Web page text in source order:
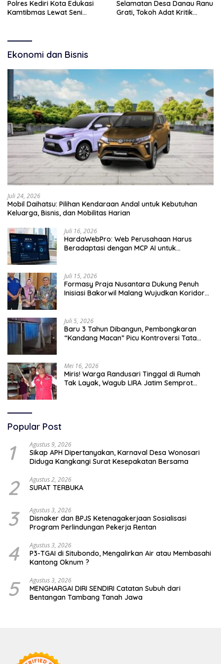
Polres Kediri Kota Edukasi
Kamtibmas Lewat Seni
Selamatan Desa Danau Ranu
Grati, Tokoh Adat Kritik
Ekonomi dan Bisnis
Juli 24, 2026
Mobil Daihatsu: Pilihan Kendaraan Andal untuk Kebutuhan
Keluarga, Bisnis, dan Mobilitas Harian
Juli 16, 2026
HardaWebPro: Web Perusahaan Harus
Beradaptasi dengan MCP AI untuk
Juli 15, 2026
Formasy Praja Nusantara Dukung Penuh
Inisiasi Bakorwil Malang Wujudkan Koridor
Juli 5, 2026
Baru 3 Tahun Dibangun, Pembongkaran
“Kandang Macan” Picu Kontroversi Tata
Mei 16, 2026
Miris! Warga Randusari Tinggal di Rumah
Tak Layak, Wagub LIRA Jatim Semprot
Popular Post
1 Agustus 9, 2026
Sikap APH Dipertanyakan, Karnaval Desa Wonosari
Diduga Kangkangi Surat Kesepakatan Bersama
2 Agustus 2, 2026
SURAT TERBUKA
3 Agustus 3, 2026
Disnaker dan BPJS Ketenagakerjaan Sosialisasi
Program Perlindungan Pekerja Rentan
4 Agustus 3, 2026
P3-TGAI di Situbondo, Mengalirkan Air atau Membasahi
Kantong Oknum ?
5 Agustus 3, 2026
MENGHARGAI DIRI SENDIRI Catatan Subuh dari
Bentangan Tambang Tanah Jawa